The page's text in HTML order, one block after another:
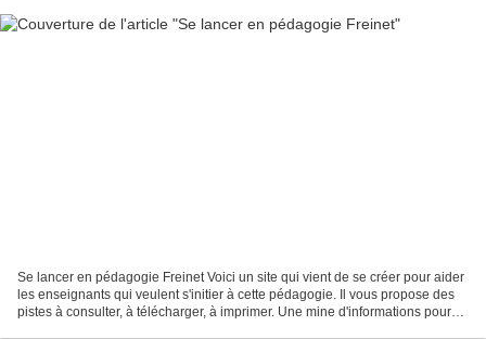
Se lancer en pédagogie Freinet Voici un site qui vient de se créer pour aider
les enseignants qui veulent s'initier à cette pédagogie. Il vous propose des
pistes à consulter, à télécharger, à imprimer. Une mine d'informations pour